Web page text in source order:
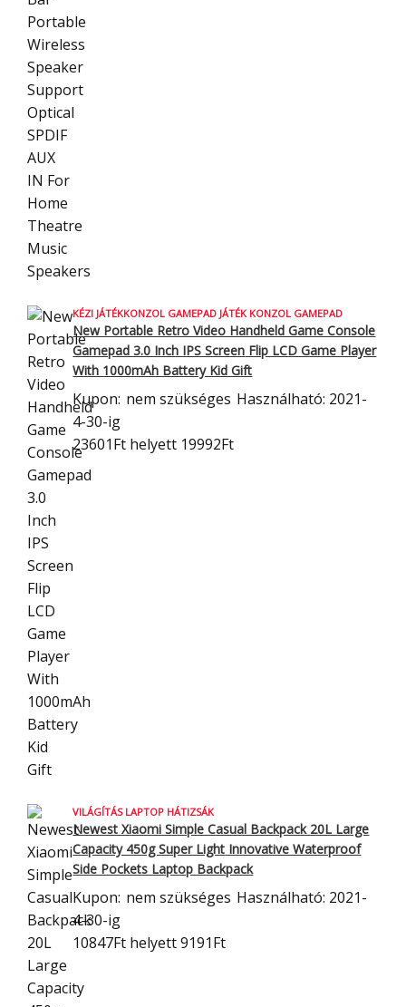
KÉZI JÁTÉKKONZOL GAMEPAD JÁTÉK KONZOL GAMEPAD
New Portable Retro Video Handheld Game Console
Gamepad 3.0 Inch IPS Screen Flip LCD Game Player
With 1000mAh Battery Kid Gift
Kupon: nem szükséges Használható: 2021-
4-30-ig
23601Ft helyett 19992Ft
VILÁGÍTÁS LAPTOP HÁTIZSÁK
Newest Xiaomi Simple Casual Backpack 20L Large
Capacity 450g Super Light Innovative Waterproof
Side Pockets Laptop Backpack
Kupon: nem szükséges Használható: 2021-
4-30-ig
10847Ft helyett 9191Ft